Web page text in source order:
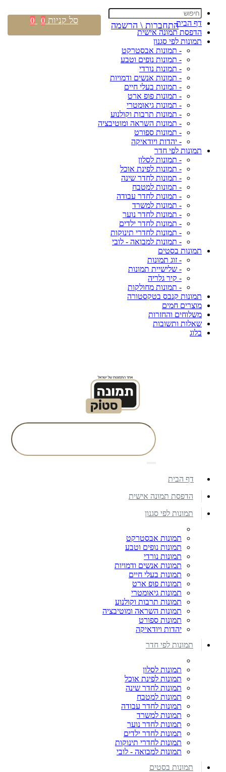
דף הבית
הדפסת תמונה אישית
תמונות לפי סגנון
- תמונות אבסטרקט
- תמונות נופים וטבע
- תמונות נורדי
- תמונות אנשים ודמויות
- תמונות בעלי חיים
- תמונות פופ ארט
- תמונות גיאומטרי
- תמונות תרבות וקולנוע
- תמונות השראה ומוטיבציה
- תמונות ספורט
- יהדות ויודאיקה
תמונות לפי חדר
- תמונות לסלון
- תמונות לפינת אוכל
- תמונות לחדר שינה
- תמונות למטבח
- תמונות לחדר עבודה
- תמונות למשרד
- תמונות לחדר נוער
- תמונות לחדר ילדים
- תמונות לחדרי תינוקות
- תמונות למבואה - לובי
תמונות בסטים
- זוג תמונות
- שלישיית תמונות
- קיר גלריה
- תמונות מחולקות
תמונות קנבס בטקסטורה
מוצרים חמים
משלוחים והחזרות
שאלות ותשובות
בלוג
התחברות \ הרשמה סל קניות 0
0
דף הבית
הדפסת תמונה אישית
תמונות לפי סגנון
תמונות אבסטרקט
תמונות נופים וטבע
תמונות נורדי
תמונות אנשים ודמויות
תמונות בעלי חיים
תמונות פופ ארט
תמונות גיאומטרי
תמונות תרבות וקולנוע
תמונות השראה ומוטיבציה
תמונות ספורט
יהדות ויודאיקה
תמונות לפי חדר
תמונות לסלון
תמונות לפינת אוכל
תמונות לחדר שינה
תמונות למטבח
תמונות לחדר עבודה
תמונות למשרד
תמונות לחדר נוער
תמונות לחדר ילדים
תמונות לחדרי תינוקות
תמונות למבואה - לובי
תמונות בסטים